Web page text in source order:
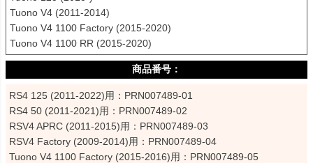
Tuono V4 (2011-2014)
Tuono V4 1100 Factory (2015-2020)
Tuono V4 1100 RR (2015-2020)
RS4 125 (2011-2022)用：PRN007489-01
RS4 50 (2011-2021)用：PRN007489-02
RSV4 APRC (2011-2015)用：PRN007489-03
RSV4 Factory (2009-2014)用：PRN007489-04
Tuono V4 1100 Factory (2015-2016)用：PRN007489-05